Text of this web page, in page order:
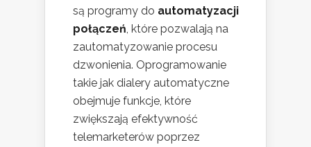
są programy do automatyzacji
połączeń , które pozwalają na
zautomatyzowanie procesu
dzwonienia. Oprogramowanie
takie jak dialery automatyczne
obejmuje funkcje, które
zwiększają efektywność
telemarketerów poprzez